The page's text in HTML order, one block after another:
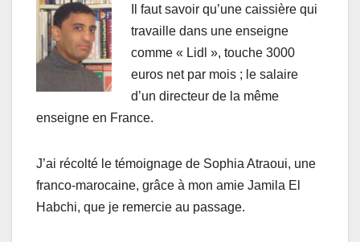
Il faut savoir qu’une caissière qui
travaille dans une enseigne
comme « Lidl », touche 3000
euros net par mois ; le salaire
d’un directeur de la même
enseigne en France.
J’ai récolté le témoignage de Sophia Atraoui, une
franco-marocaine, grâce à mon amie Jamila El
Habchi, que je remercie au passage.